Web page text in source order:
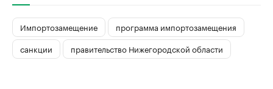
Импортозамещение
программа импортозамещения
санкции
правительство Нижегородской области